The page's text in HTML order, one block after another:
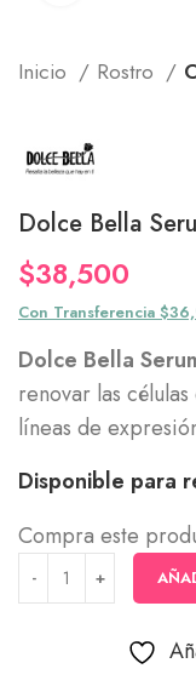
Inicio Rostro
Dolce Bella
$38,500
Con Transferencia
Dolce Bella
renovar las
líneas de
Disponible para
Compra este